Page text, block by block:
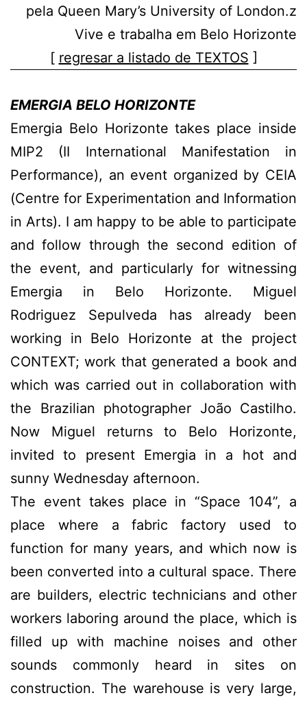
pela Queen Mary’s University of London.z
Vive e trabalha em Belo Horizonte
[ regresar a listado de TEXTOS ]
EMERGIA BELO HORIZONTE
Emergia Belo Horizonte takes place inside
MIP2 (II International Manifestation in
Performance), an event organized by CEIA
(Centre for Experimentation and Information
in Arts). I am happy to be able to participate
and follow through the second edition of
the event, and particularly for witnessing
Emergia in Belo Horizonte. Miguel
Rodriguez Sepulveda has already been
working in Belo Horizonte at the project
CONTEXT; work that generated a book and
which was carried out in collaboration with
the Brazilian photographer João Castilho.
Now Miguel returns to Belo Horizonte,
invited to present Emergia in a hot and
sunny Wednesday afternoon.
The event takes place in “Space 104”, a
place where a fabric factory used to
function for many years, and which now is
been converted into a cultural space. There
are builders, electric technicians and other
workers laboring around the place, which is
filled up with machine noises and other
sounds commonly heard in sites on
construction. The warehouse is very large,